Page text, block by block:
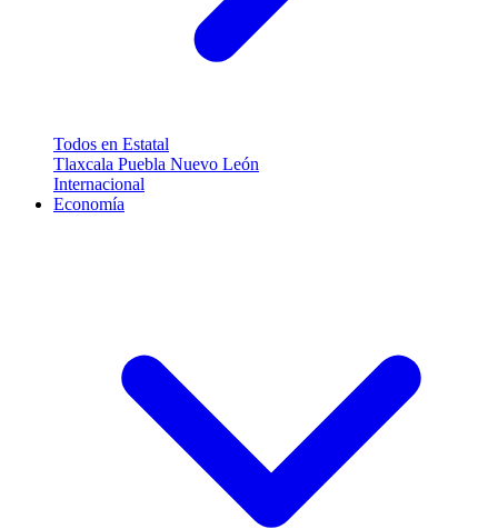
Todos en Estatal
Tlaxcala Puebla Nuevo León
Internacional
Economía